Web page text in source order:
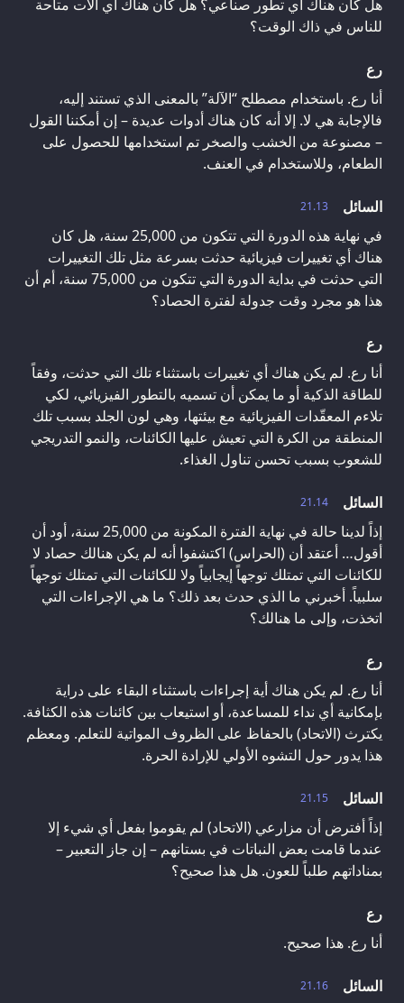
هل كان هناك أي تطور صناعي؟ هل كان هناك أي آلات متاحة
للناس في ذاك الوقت؟
رع
أنا رع. باستخدام مصطلح “الآلة” بالمعنى الذي تستند إليه،
فالإجابة هي لا. إلا أنه كان هناك أدوات عديدة – إن أمكننا القول
– مصنوعة من الخشب والصخر تم استخدامها للحصول على
الطعام، وللاستخدام في العنف.
21.13
السائل
في نهاية هذه الدورة التي تتكون من 25,000 سنة، هل كان
هناك أي تغييرات فيزيائية حدثت بسرعة مثل تلك التغييرات
التي حدثت في بداية الدورة التي تتكون من 75,000 سنة، أم أن
هذا هو مجرد وقت جدولة لفترة الحصاد؟
رع
أنا رع. لم يكن هناك أي تغييرات باستثناء تلك التي حدثت، وفقاً
للطاقة الذكية أو ما يمكن أن تسميه بالتطور الفيزيائي، لكي
تلاءم المعقّدات الفيزيائية مع بيئتها، وهي لون الجلد بسبب تلك
المنطقة من الكرة التي تعيش عليها الكائنات، والنمو التدريجي
للشعوب بسبب تحسن تناول الغذاء.
21.14
السائل
إذاً لدينا حالة في نهاية الفترة المكونة من 25,000 سنة، أود أن
أقول… أعتقد أن (الحراس) اكتشفوا أنه لم يكن هنالك حصاد لا
للكائنات التي تمتلك توجهاً إيجابياً ولا للكائنات التي تمتلك توجهاً
سلبياً. أخبرني ما الذي حدث بعد ذلك؟ ما هي الإجراءات التي
اتخذت، وإلى ما هنالك؟
رع
أنا رع. لم يكن هناك أية إجراءات باستثناء البقاء على دراية
بإمكانية أي نداء للمساعدة، أو استيعاب بين كائنات هذه الكثافة.
يكترث (الاتحاد) بالحفاظ على الظروف المواتية للتعلم. ومعظم
هذا يدور حول التشوه الأولي للإرادة الحرة.
21.15
السائل
إذاً أفترض أن مزارعي (الاتحاد) لم يقوموا بفعل أي شيء إلا
عندما قامت بعض النباتات في بستانهم – إن جاز التعبير –
بمناداتهم طلباً للعون. هل هذا صحيح؟
رع
أنا رع. هذا صحيح.
21.16
السائل